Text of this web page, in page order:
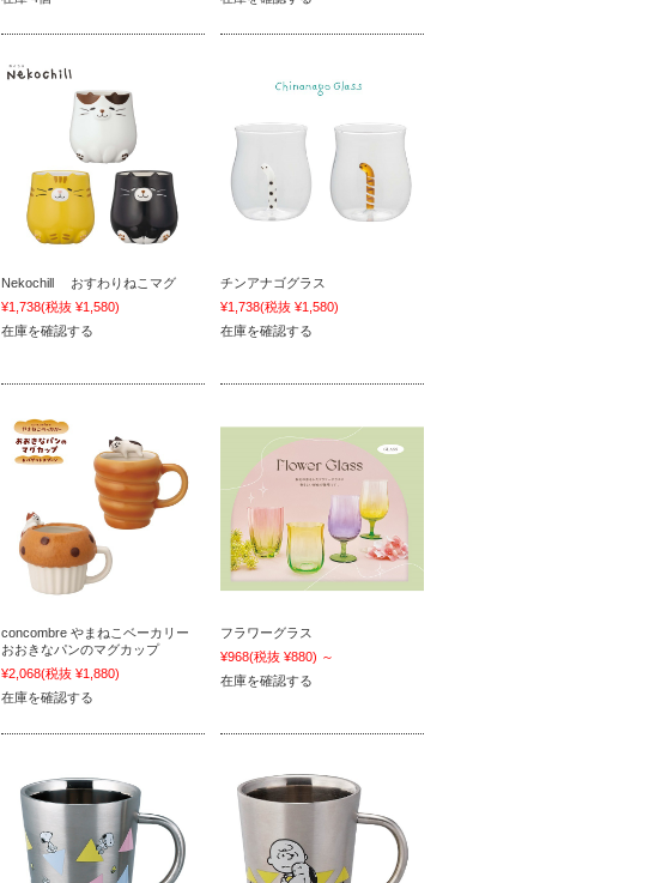
Nekochill おすわりねこマグ
¥1,738(税抜 ¥1,580)
在庫を確認する
チンアナゴグラス
¥1,738(税抜 ¥1,580)
在庫を確認する
concombre やまねこベーカリー
おおきなパンのマグカップ
¥2,068(税抜 ¥1,880)
在庫を確認する
フラワーグラス
¥968(税抜 ¥880) ～
在庫を確認する